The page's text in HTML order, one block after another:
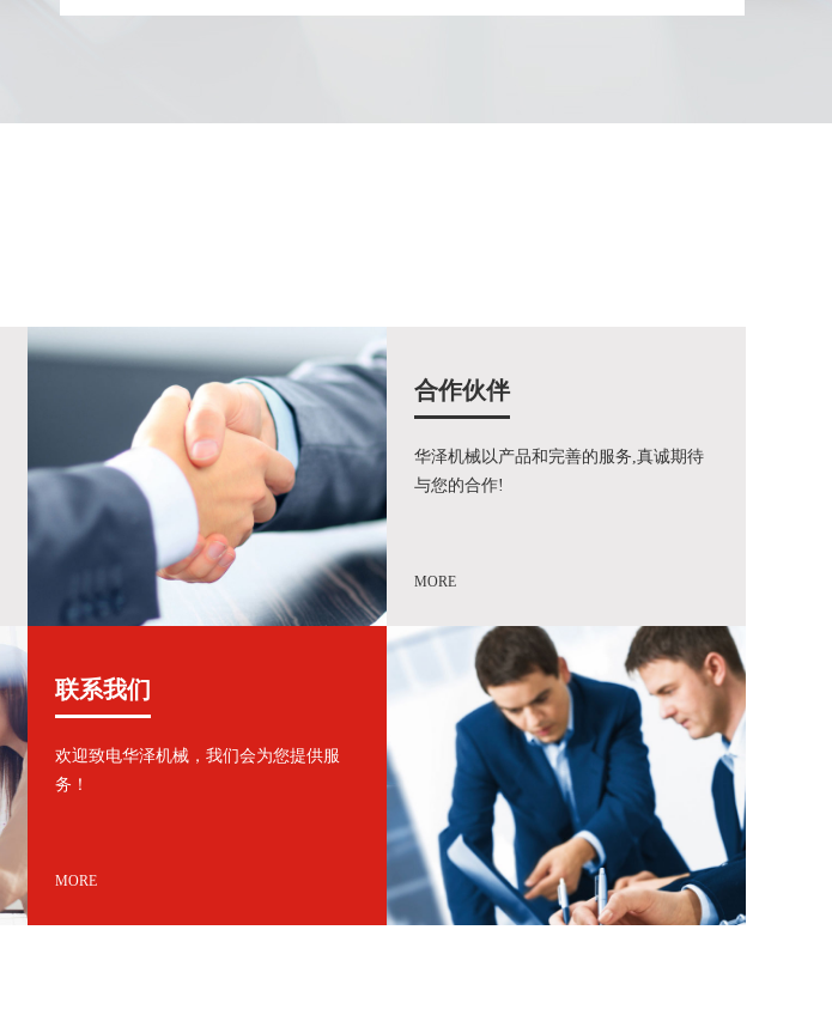
合作伙伴
华泽机械以产品和完善的服务,真诚期待
与您的合作!
MORE
联系我们
欢迎致电华泽机械，我们会为您提供服
务！
MORE